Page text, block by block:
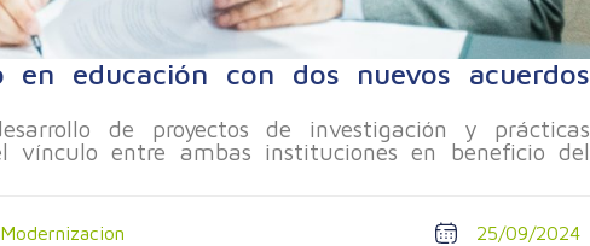
en educación con dos nuevos acuerdos
de proyectos de investigación y prácticas
vínculo entre ambas instituciones en beneficio del
Modernizacion 25/09/2024